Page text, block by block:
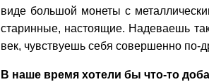
виде большой монеты с
старинные, настоящие. Надеваешь
век, чувствуешь себя совершенно по-
В наше время хотели бы что-то